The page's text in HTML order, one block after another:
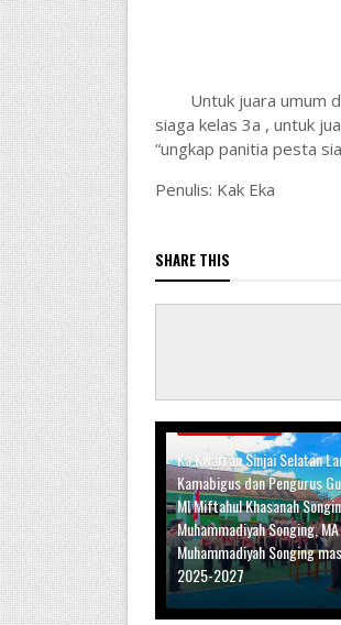
Untuk juara umum
siaga kelas 3a , untuk
“ungkap panitia pesta
Penulis: Kak Eka
SHARE THIS
WARTA KWARRAN
Ka.Kwarran Sinjai Selatan
Kamabigus dan Pengurus
MI Miftahul Khasanah
Muhammadiyah Songing, MA
Muhammadiyah Songing
2025-2027